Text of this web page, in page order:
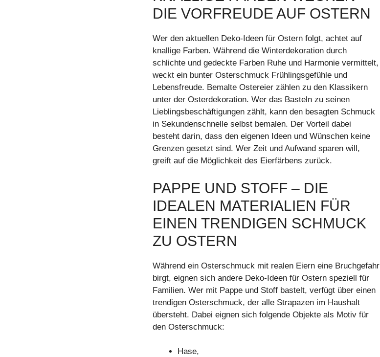
DIE VORFREUDE AUF OSTERN
Wer den aktuellen Deko-Ideen für Ostern folgt, achtet auf
knallige Farben. Während die Winterdekoration durch
schlichte und gedeckte Farben Ruhe und Harmonie vermittelt,
weckt ein bunter Osterschmuck Frühlingsgefühle und
Lebensfreude. Bemalte Ostereier zählen zu den Klassikern
unter der Osterdekoration. Wer das Basteln zu seinen
Lieblingsbeschäftigungen zählt, kann den besagten Schmuck
in Sekundenschnelle selbst bemalen. Der Vorteil dabei
besteht darin, dass den eigenen Ideen und Wünschen keine
Grenzen gesetzt sind. Wer Zeit und Aufwand sparen will,
greift auf die Möglichkeit des Eierfärbens zurück.
PAPPE UND STOFF ‒ DIE
IDEALEN MATERIALIEN FÜR
EINEN TRENDIGEN SCHMUCK
ZU OSTERN
Während ein Osterschmuck mit realen Eiern eine Bruchgefahr
birgt, eignen sich andere Deko-Ideen für Ostern speziell für
Familien. Wer mit Pappe und Stoff bastelt, verfügt über einen
trendigen Osterschmuck, der alle Strapazen im Haushalt
übersteht. Dabei eignen sich folgende Objekte als Motiv für
den Osterschmuck:
Hase,